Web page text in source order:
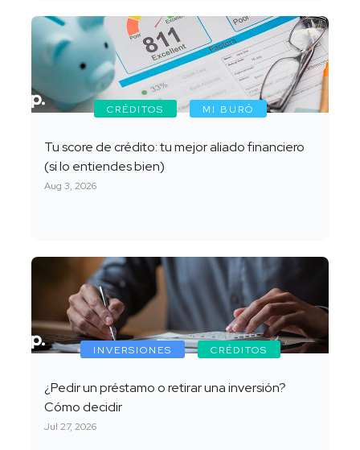
CRÉDITOS MI BURÓ
Tu score de crédito: tu mejor aliado financiero
(si lo entiendes bien)
Aug 3, 2026
INVERSIONES CRÉDITOS
¿Pedir un préstamo o retirar una inversión?
Cómo decidir
Jul 27, 2026